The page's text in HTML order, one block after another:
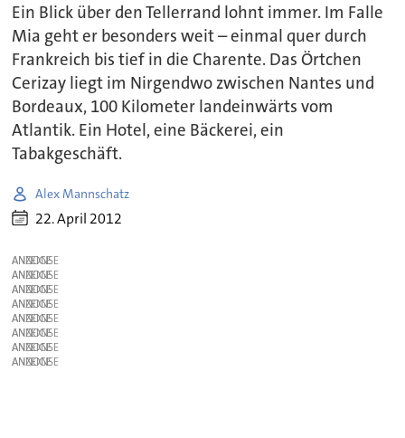
Ein Blick über den Tellerrand lohnt immer. Im Falle
Mia geht er besonders weit – einmal quer durch
Frankreich bis tief in die Charente. Das Örtchen
Cerizay liegt im Nirgendwo zwischen Nantes und
Bordeaux, 100 Kilometer landeinwärts vom
Atlantik. Ein Hotel, eine Bäckerei, ein
Tabakgeschäft.
Alex Mannschatz
22. April 2012
ANZEIGE
ANZEIGE
ANZEIGE
ANZEIGE
ANZEIGE
ANZEIGE
ANZEIGE
ANZEIGE